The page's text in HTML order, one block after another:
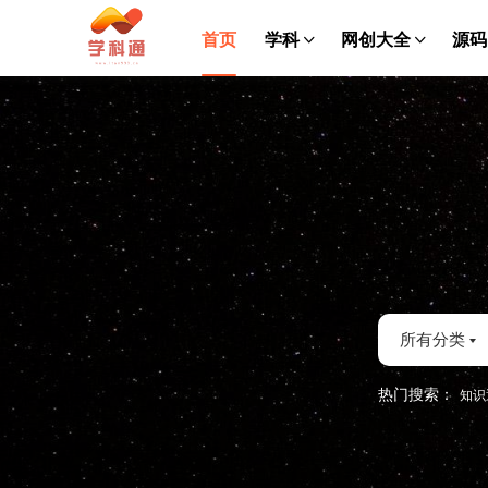
首页 学科 网创大全 源
所有分类
热门搜索： 知